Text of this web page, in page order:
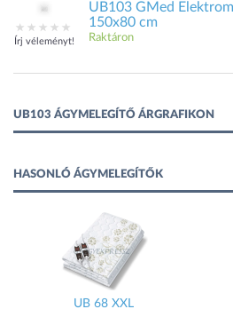
Írj véleményt!
UB103 GMed
150x80 cm
Raktáron
UB103 ÁGYMELEGÍTŐ ÁRGRAFIKON
HASONLÓ ÁGYMELEGÍTŐK
UB 68 XXL